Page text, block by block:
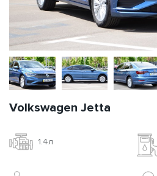
Volkswagen Jetta
1.4л